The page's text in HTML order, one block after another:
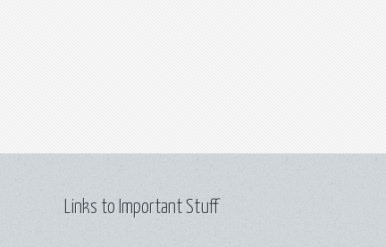
Links to Important Stuff